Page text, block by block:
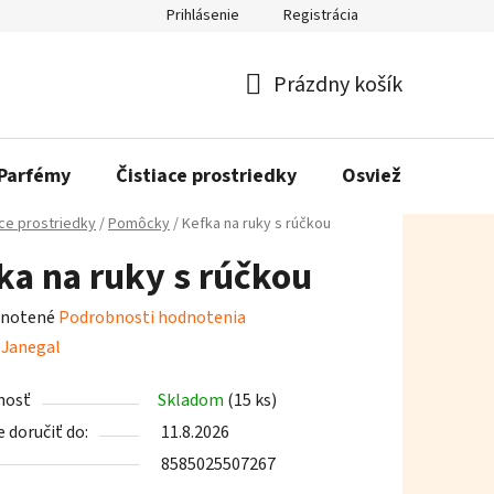
Prihlásenie Registrácia
košík
Prázdny košík
Čistiace prostriedky Osviežovače
prostriedky/Pomôcky/Kefka na ruky s rúčkou
na ruky s rúčkou
Podrobnosti hodnotenia
Janegal
Skladom (15 ks)
doručiť do:
11.8.2026
8585025507267